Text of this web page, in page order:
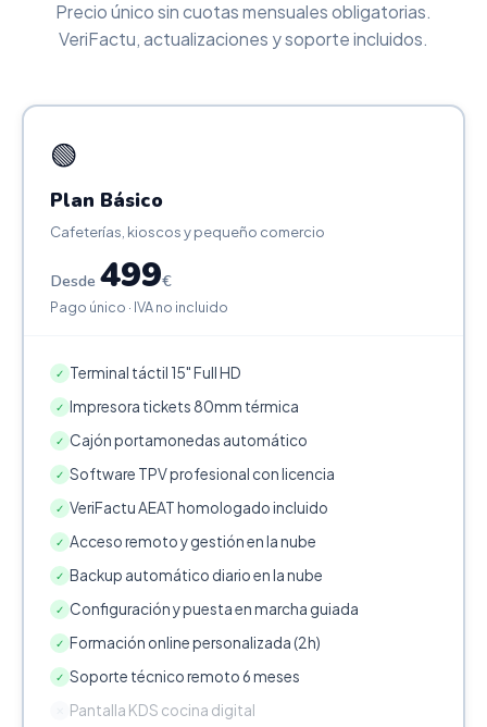
Precio único sin cuotas mensuales obligatorias.
VeriFactu, actualizaciones y soporte incluidos.
🟢
Plan Básico
Cafeterías, kioscos y pequeño comercio
Desde 499€
Pago único · IVA no incluido
✓ Terminal táctil 15" Full HD
✓ Impresora tickets 80mm térmica
✓ Cajón portamonedas automático
✓ Software TPV profesional con licencia
✓ VeriFactu AEAT homologado incluido
✓ Acceso remoto y gestión en la nube
✓ Backup automático diario en la nube
✓ Configuración y puesta en marcha guiada
✓ Formación online personalizada (2h)
✓ Soporte técnico remoto 6 meses
Pantalla KDS cocina digital